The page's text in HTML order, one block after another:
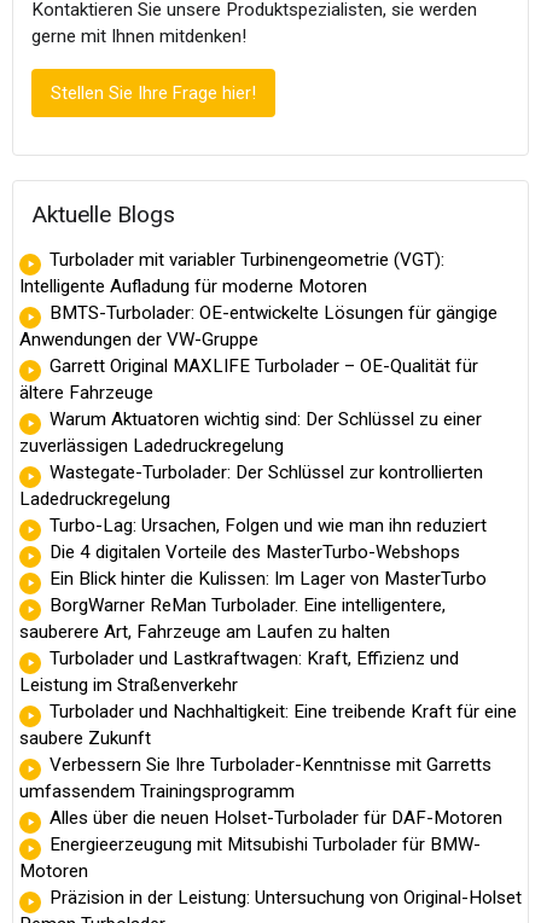
Kontaktieren Sie unsere Produktspezialisten, sie werden
gerne mit Ihnen mitdenken!
Stellen Sie Ihre Frage hier!
Aktuelle Blogs
Turbolader mit variabler Turbinengeometrie (VGT):
Intelligente Aufladung für moderne Motoren
BMTS-Turbolader: OE-entwickelte Lösungen für gängige
Anwendungen der VW-Gruppe
Garrett Original MAXLIFE Turbolader – OE-Qualität für
ältere Fahrzeuge
Warum Aktuatoren wichtig sind: Der Schlüssel zu einer
zuverlässigen Ladedruckregelung
Wastegate-Turbolader: Der Schlüssel zur kontrollierten
Ladedruckregelung
Turbo-Lag: Ursachen, Folgen und wie man ihn reduziert
Die 4 digitalen Vorteile des MasterTurbo-Webshops
Ein Blick hinter die Kulissen: Im Lager von MasterTurbo
BorgWarner ReMan Turbolader. Eine intelligentere,
sauberere Art, Fahrzeuge am Laufen zu halten
Turbolader und Lastkraftwagen: Kraft, Effizienz und
Leistung im Straßenverkehr
Turbolader und Nachhaltigkeit: Eine treibende Kraft für eine
saubere Zukunft
Verbessern Sie Ihre Turbolader-Kenntnisse mit Garretts
umfassendem Trainingsprogramm
Alles über die neuen Holset-Turbolader für DAF-Motoren
Energieerzeugung mit Mitsubishi Turbolader für BMW-
Motoren
Präzision in der Leistung: Untersuchung von Original-Holset